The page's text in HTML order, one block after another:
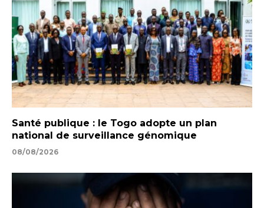
Santé publique : le Togo adopte un plan
national de surveillance génomique
08/08/2026